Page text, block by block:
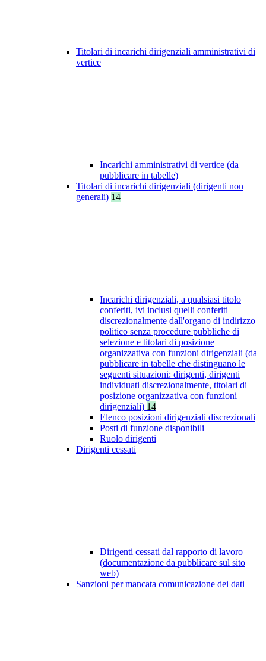
Titolari di incarichi dirigenziali amministrativi di
vertice
Incarichi amministrativi di vertice (da
pubblicare in tabelle)
Titolari di incarichi dirigenziali (dirigenti non
generali) 14
Incarichi dirigenziali, a qualsiasi titolo
conferiti, ivi inclusi quelli conferiti
discrezionalmente dall'organo di indirizzo
politico senza procedure pubbliche di
selezione e titolari di posizione
organizzativa con funzioni dirigenziali (da
pubblicare in tabelle che distinguano le
seguenti situazioni: dirigenti, dirigenti
individuati discrezionalmente, titolari di
posizione organizzativa con funzioni
dirigenziali) 14
Elenco posizioni dirigenziali discrezionali
Posti di funzione disponibili
Ruolo dirigenti
Dirigenti cessati
Dirigenti cessati dal rapporto di lavoro
(documentazione da pubblicare sul sito
web)
Sanzioni per mancata comunicazione dei dati